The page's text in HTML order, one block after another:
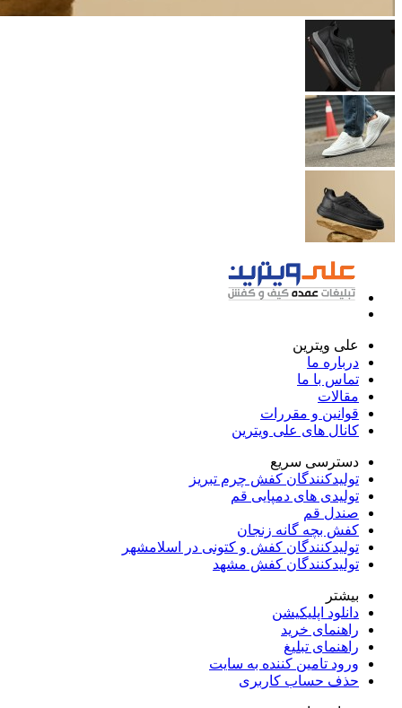
علی ویترین
درباره ما
تماس با ما
مقالات
قوانین و مقررات
کانال های علی ویترین
دسترسی سریع
تولیدکنندگان کفش چرم تبریز
تولیدی های دمپایی قم
صندل قم
کفش بچه گانه زنجان
تولیدکنندگان کفش و کتونی در اسلامشهر
تولیدکنندگان کفش مشهد
بیشتر
دانلود اپلیکیشن
راهنمای خرید
راهنمای تبلیغ
ورود تامین کننده به سایت
حذف حساب کاربری